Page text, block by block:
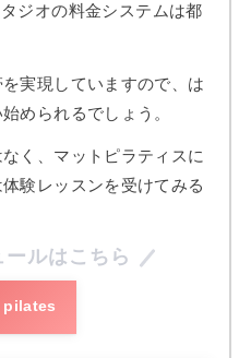
ジオの料金システムは都
実現していますので、は
められるでしょう。
く、マットピラティスに
験レッスンを受けてみる
ルはこちら
pilates